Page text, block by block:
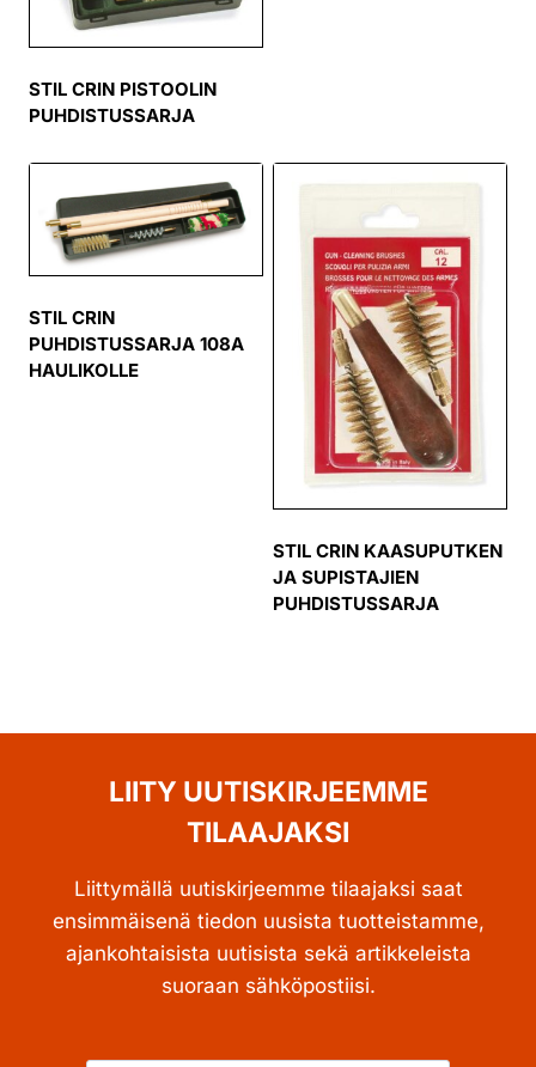
STIL CRIN PISTOOLIN
PUHDISTUSSARJA
STIL CRIN
PUHDISTUSSARJA 108A
HAULIKOLLE
STIL CRIN KAASUPUTKEN
JA SUPISTAJIEN
PUHDISTUSSARJA
LIITY UUTISKIRJEEMME
TILAAJAKSI
Liittymällä uutiskirjeemme tilaajaksi saat
ensimmäisenä tiedon uusista tuotteistamme,
ajankohtaisista uutisista sekä artikkeleista
suoraan sähköpostiisi.